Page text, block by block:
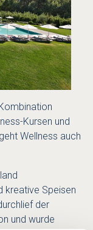
Kursen und
Wellness auch
kreative Speisen
der
und wurde